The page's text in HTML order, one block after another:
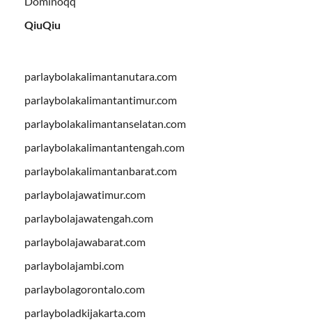
QiuQiu
parlaybolakalimantanutara.com
parlaybolakalimantantimur.com
parlaybolakalimantanselatan.com
parlaybolakalimantantengah.com
parlaybolakalimantanbarat.com
parlaybolajawatimur.com
parlaybolajawatengah.com
parlaybolajawabarat.com
parlaybolajambi.com
parlaybolagorontalo.com
parlayboladkijakarta.com